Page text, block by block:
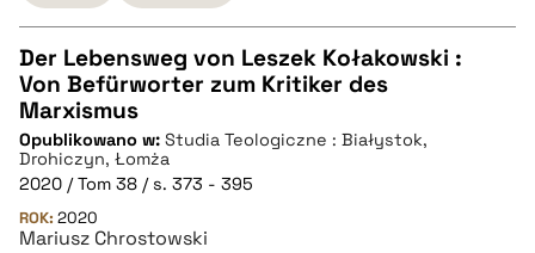
pobierz cytat
CZYSTY TEKST
pobierz cytat
BIBTEX
Der Lebensweg von Leszek Kołakowski :
Von Befürworter zum Kritiker des
Marxismus
Opublikowano w: Studia Teologiczne : Białystok,
Drohiczyn, Łomża
2020 / Tom 38 / s. 373 - 395
ROK: 2020
Mariusz Chrostowski